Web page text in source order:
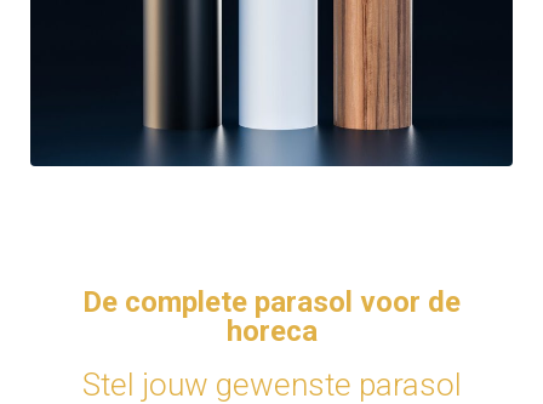
De complete parasol voor de
horeca
Stel jouw gewenste parasol